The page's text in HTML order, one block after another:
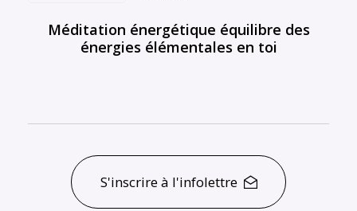
Méditation énergétique équilibre des
énergies élémentales en toi
S'inscrire à l'infolettre